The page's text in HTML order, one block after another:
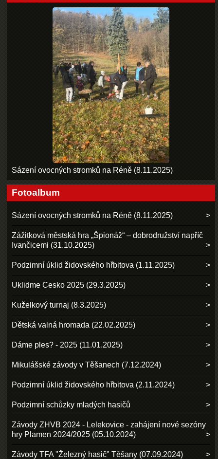
Sázení ovocných stromků na Réně (8.11.2025)
Fotoalbum
Sázení ovocných stromků na Réně (8.11.2025)
Zážitková městská hra „Špionáž“ – dobrodružství napříč
Ivančicemi (31.10.2025)
Podzimní úklid židovského hřbitova (1.11.2025)
Uklidme Cesko 2025 (29.3.2025)
Kuželkový turnaj (8.3.2025)
Dětská valná hromada (22.02.2025)
Dáme ples? - 2025 (11.01.2025)
Mikulášské závody v Těšanech (7.12.2024)
Podzimní úklid židovského hřbitova (2.11.2024)
Podzimní schůzky mladých hasičů
Závody ZHVB 2024 - Lelekovice - zahájení nové sezóny
hry Plamen 2024/2025 (05.10.2024)
Závody TFA "Železný hasič" Těšany (07.09.2024)